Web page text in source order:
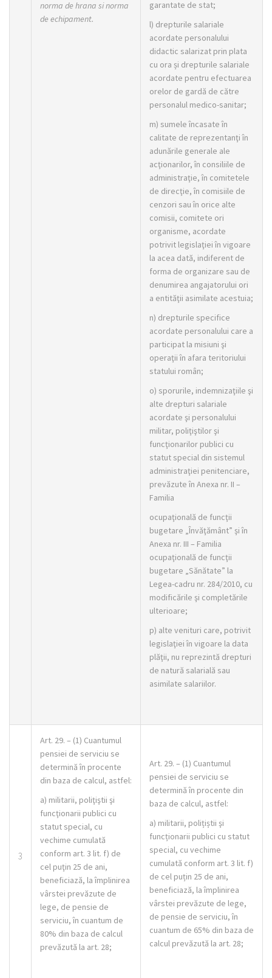
norma de hrana si norma
de echipament.
garantate de stat;
l) drepturile salariale
acordate personalului
didactic salarizat prin plata
cu ora și drepturile salariale
acordate pentru efectuarea
orelor de gardă de către
personalul medico-sanitar;
m) sumele încasate în
calitate de reprezentanţi în
adunările generale ale
acţionarilor, în consiliile de
administraţie, în comitetele
de direcţie, în comisiile de
cenzori sau în orice alte
comisii, comitete ori
organisme, acordate
potrivit legislaţiei în vigoare
la acea dată, indiferent de
forma de organizare sau de
denumirea angajatorului ori
a entităţii asimilate acestuia;
n) drepturile specifice
acordate personalului care a
participat la misiuni şi
operaţii în afara teritoriului
statului român;
o) sporurile, indemnizaţiile şi
alte drepturi salariale
acordate şi personalului
militar, poliţiştilor şi
funcţionarilor publici cu
statut special din sistemul
administraţiei penitenciare,
prevăzute în Anexa nr. II –
Familia
ocupaţională de funcţii
bugetare „Învăţământ” şi în
Anexa nr. III – Familia
ocupaţională de funcţii
bugetare „Sănătate” la
Legea-cadru nr. 284/2010, cu
modificările şi completările
ulterioare;
p) alte venituri care, potrivit
legislaţiei în vigoare la data
plăţii, nu reprezintă drepturi
de natură salarială sau
asimilate salariilor.
3
Art. 29. – (1) Cuantumul
pensiei de serviciu se
determină în procente
din baza de calcul, astfel:
a) militarii, poliţiştii şi
funcţionarii publici cu
statut special, cu
vechime cumulată
conform art. 3 lit. f) de
cel puţin 25 de ani,
beneficiază, la împlinirea
vârstei prevăzute de
lege, de pensie de
serviciu, în cuantum de
80% din baza de calcul
prevăzută la art. 28;
Art. 29. – (1) Cuantumul
pensiei de serviciu se
determină în procente din
baza de calcul, astfel:
a) militarii, polițiștii şi
funcționarii publici cu statut
special, cu vechime
cumulată conform art. 3 lit. f)
de cel puțin 25 de ani,
beneficiază, la împlinirea
vârstei prevăzute de lege,
de pensie de serviciu, în
cuantum de 65% din baza de
calcul prevăzută la art. 28;